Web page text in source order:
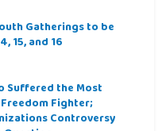
Gatherings to be
15, and 16
Suffered the Most
Fighter;
Controversy